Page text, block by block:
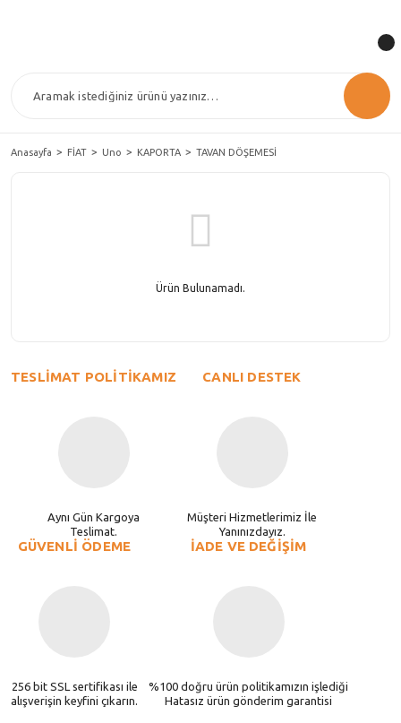
Anasayfa FİAT Uno KAPORTA TAVAN DÖŞEMESİ
Ürün Bulunamadı.
TESLİMAT POLİTİKAMIZ
Aynı Gün Kargoya
Teslimat.
CANLI DESTEK
Müşteri Hizmetlerimiz İle
Yanınızdayız.
GÜVENLİ ÖDEME
256 bit SSL sertifikası ile
alışverişin keyfini çıkarın.
İADE VE DEĞİŞİM
%100 doğru ürün politikamızın işlediği
Hatasız ürün gönderim garantisi